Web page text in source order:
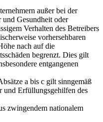
außer bei der
Gesundheit oder
Verhalten des Betreibers
vorhersehbaren
nach auf die
begrenzt. Dies gilt
entgangenen
a bis c gilt sinngemäß
und Erfüllungsgehilfen des
zwingendem nationalem